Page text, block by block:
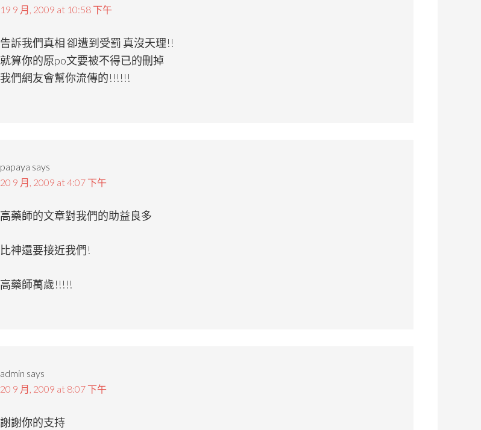
19 9 月, 2009 at 10:58 下午
告訴我們真相 卻遭到受罰 真沒天理!!
就算你的原po文要被不得已的刪掉
我們網友會幫你流傳的!!!!!!
papaya says
20 9 月, 2009 at 4:07 下午
高藥師的文章對我們的助益良多
比神還要接近我們!
高藥師萬歲!!!!!
admin says
20 9 月, 2009 at 8:07 下午
謝謝你的支持